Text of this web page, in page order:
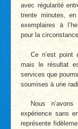
avec régularité
trente minutes,
exemplaires à
pour la
Ce n’est point
mais le résultat
services que
soumises à une
Nous
expérience sans
représente